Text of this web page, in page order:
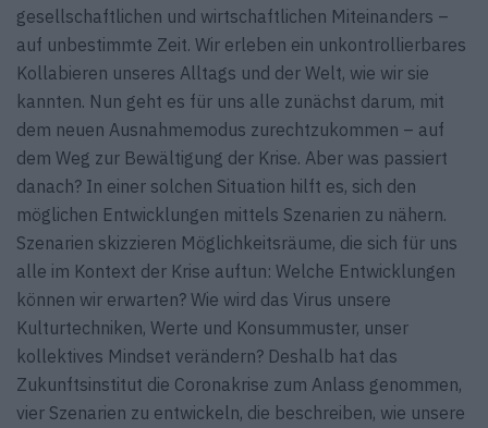
gesellschaftlichen und wirtschaftlichen Miteinanders –
auf unbestimmte Zeit. Wir erleben ein unkontrollierbares
Kollabieren unseres Alltags und der Welt, wie wir sie
kannten. Nun geht es für uns alle zunächst darum, mit
dem neuen Ausnahmemodus zurechtzukommen – auf
dem Weg zur Bewältigung der Krise. Aber was passiert
danach? In einer solchen Situation hilft es, sich den
möglichen Entwicklungen mittels Szenarien zu nähern.
Szenarien skizzieren Möglichkeitsräume, die sich für uns
alle im Kontext der Krise auftun: Welche Entwicklungen
können wir erwarten? Wie wird das Virus unsere
Kulturtechniken, Werte und Konsummuster, unser
kollektives Mindset verändern? Deshalb hat das
Zukunftsinstitut die Coronakrise zum Anlass genommen,
vier Szenarien zu entwickeln, die beschreiben, wie unsere